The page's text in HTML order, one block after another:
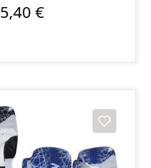
5,40 €